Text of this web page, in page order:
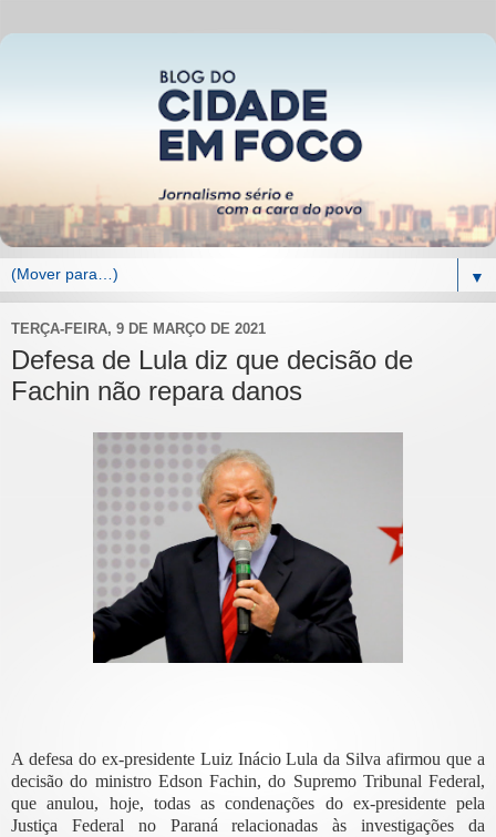
▼
TERÇA-FEIRA, 9 DE MARÇO DE 2021
Defesa de Lula diz que decisão de
Fachin não repara danos
A defesa do ex-presidente Luiz Inácio Lula da Silva afirmou que a
decisão do ministro Edson Fachin, do Supremo Tribunal Federal,
que anulou, hoje, todas as condenações do ex-presidente pela
Justiça Federal no Paraná relacionadas às investigações da